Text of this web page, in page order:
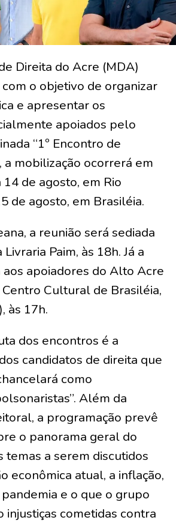
Direita do Acre (MDA)
o objetivo de organizar
e apresentar os
apoiados pelo
“1º Encontro de
a mobilização ocorrerá em
14 de agosto, em Rio
de agosto, em Brasiléia.
a reunião será sediada
Paim, às 18h. Já a
apoiadores do Alto Acre
Cultural de Brasiléia,
às 17h.
dos encontros é a
candidatos de direita que
como
Além da
a programação prevê
o panorama geral do
temas a serem discutidos
econômica atual, a inflação,
e o que o grupo
injustiças cometidas contra